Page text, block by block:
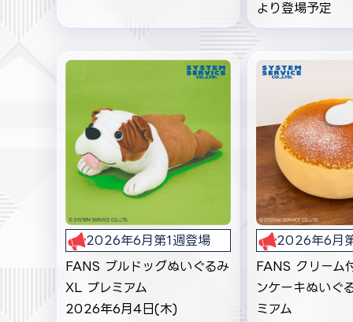
より登場予定
2026年6月第1週登場
FANS ブルドッグぬいぐるみ
XL プレミアム
2026年6月4日(木)
2026年6月
FANS クリーム
ンケーキぬいぐ
ミアム